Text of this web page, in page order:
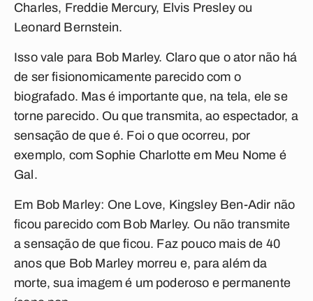
Charles, Freddie Mercury, Elvis Presley ou
Leonard Bernstein.
Isso vale para Bob Marley. Claro que o ator não há
de ser fisionomicamente parecido com o
biografado. Mas é importante que, na tela, ele se
torne parecido. Ou que transmita, ao espectador, a
sensação de que é. Foi o que ocorreu, por
exemplo, com Sophie Charlotte em Meu Nome é
Gal .
Em Bob Marley: One Love, Kingsley Ben-Adir não
ficou parecido com Bob Marley. Ou não transmite
a sensação de que ficou. Faz pouco mais de 40
anos que Bob Marley morreu e, para além da
morte, sua imagem é um poderoso e permanente